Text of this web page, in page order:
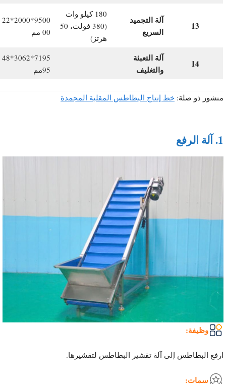
13
آلة التجميد
السريع
180 كيلو وات
(380 فولت، 50
هرتز)
9500*2000*22
00 مم
14
آلة التعبئة
والتغليف
7195*3062*48
95مم
منشور ذو صلة: خط إنتاج البطاطس المقلية المجمدة
1. آلة الرفع
وظيفة:
ارفع البطاطس إلى آلة تقشير البطاطس لتقشيرها.
سمات: